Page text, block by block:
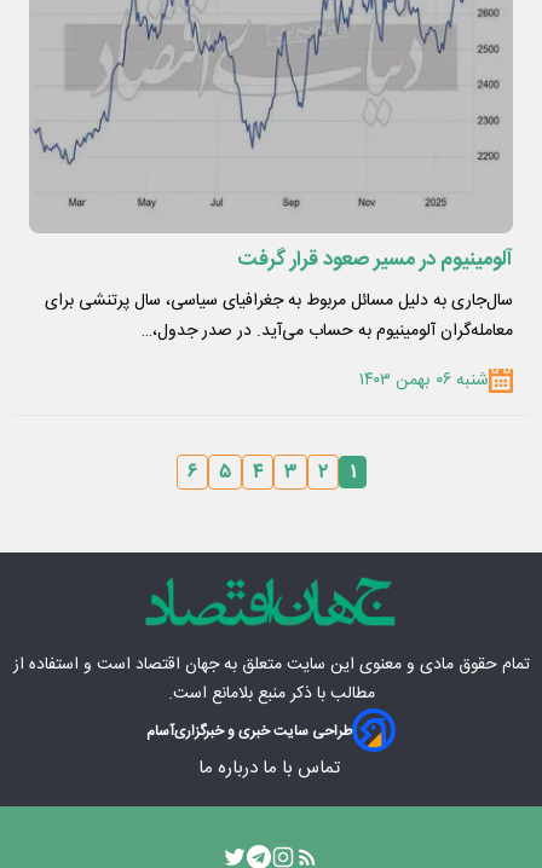
آلومینیوم در مسیر صعود قرار گرفت
سال‌جاری به دلیل مسائل مربوط به جغرافیای سیاسی، سال پرتنشی برای
معامله‌گران آلومینیوم به حساب می‌‌‌آید. در صدر جدول،…
شنبه ۰۶ بهمن ۱۴۰۳
۱ ۲ ۳ ۴ ۵ ۶
تمام حقوق مادی‌ و معنوی این سایت متعلق بهجهان اقتصاد است و استفاده از
مطالب با ذکر منبع بلامانع است.
طراحی سایت خبری و خبرگزاریآسام
تماس با ما درباره ما